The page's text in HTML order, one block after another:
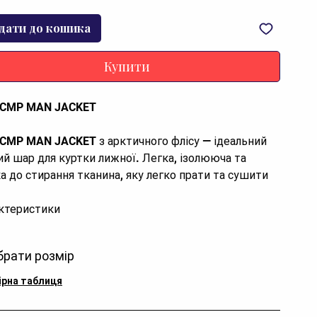
до кошика
Купити
MAN JACKET
MAN JACKET з арктичного флісу — ідеальний
шар для куртки лижної. Легка, ізолююча та
до стирання тканина, яку легко прати та сушити
33H2347-U423.54
кольору:
Одяг
розмір
таблиця